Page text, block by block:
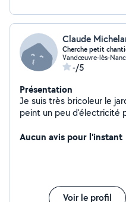
Claude
Cherche petit
Vandœuvre-lès-
-/5
Présentation
Je suis très bricoleur le
peint un peu d'électricité
Aucun avis pour l'instant
Voir le profil